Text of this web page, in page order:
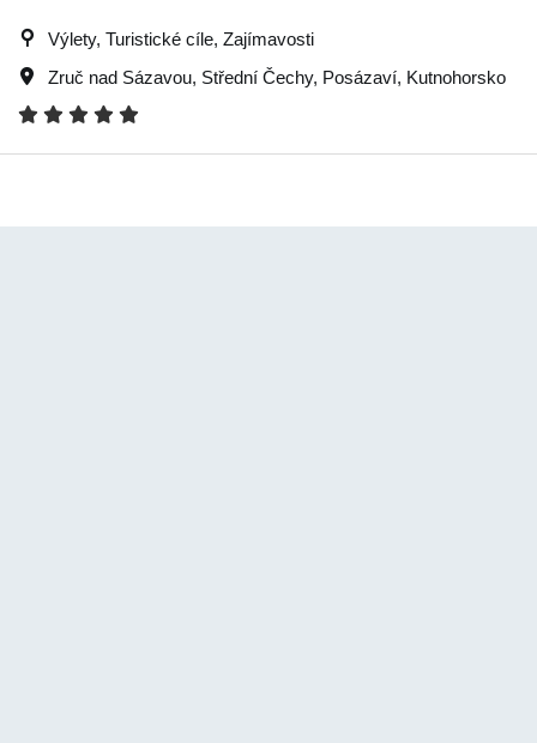
Výlety, Turistické cíle, Zajímavosti
Zruč nad Sázavou, Střední Čechy, Posázaví, Kutnohorsko